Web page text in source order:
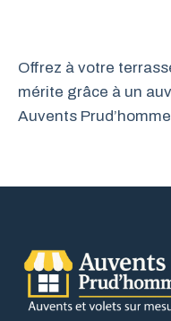
Offrez à votre
mérite grâce à un
Auvents